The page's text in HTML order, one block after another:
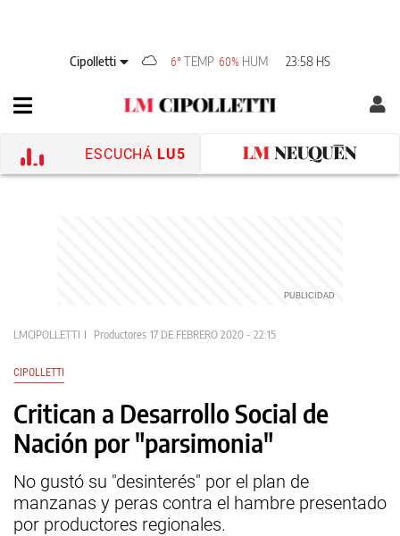
Cipolletti 6° TEMP 60% HUM 23:58 HS
ESCUCHÁ LU5
LMCIPOLLETTI Productores 17 DE FEBRERO 2020 - 22:15
CIPOLLETTI
Critican a Desarrollo Social de
Nación por "parsimonia"
No gustó su "desinterés" por el plan de
manzanas y peras contra el hambre presentado
por productores regionales.